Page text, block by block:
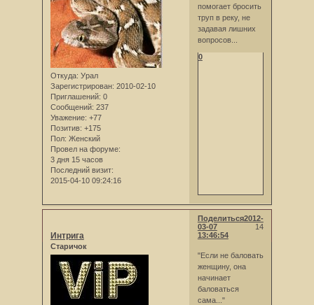
Откуда: Урал
Зарегистрирован: 2010-02-10
Приглашений: 0
Сообщений: 237
Уважение: +77
Позитив: +175
Пол: Женский
Провел на форуме:
3 дня 15 часов
Последний визит:
2015-04-10 09:24:16
помогает бросить
труп в реку, не
задавая лишних
вопросов...
0
Поделиться
14
2012-
03-07
13:46:54
Интрига
Старичок
"Если не баловать
женщину, она
начинает
баловаться
сама..."